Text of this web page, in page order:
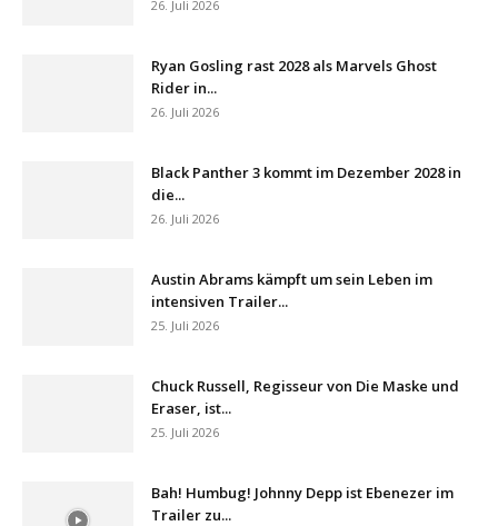
26. Juli 2026
Ryan Gosling rast 2028 als Marvels Ghost
Rider in...
26. Juli 2026
Black Panther 3 kommt im Dezember 2028 in
die...
26. Juli 2026
Austin Abrams kämpft um sein Leben im
intensiven Trailer...
25. Juli 2026
Chuck Russell, Regisseur von Die Maske und
Eraser, ist...
25. Juli 2026
Bah! Humbug! Johnny Depp ist Ebenezer im
Trailer zu...